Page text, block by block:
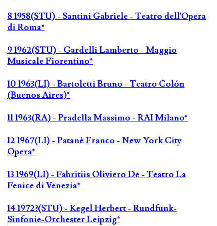
8 1958(STU) - Santini Gabriele - Teatro dell'Opera
di Roma*
9 1962(STU) - Gardelli Lamberto - Maggio
Musicale Fiorentino*
10 1963(LI) - Bartoletti Bruno - Teatro Colón
(Buenos Aires)*
11 1963(RA) - Pradella Massimo - RAI Milano*
12 1967(LI) - Patanè Franco - New York City
Opera*
13 1969(LI) - Fabritiis Oliviero De - Teatro La
Fenice di Venezia*
14 1972?(STU) - Kegel Herbert - Rundfunk-
Sinfonie-Orchester Leipzig*